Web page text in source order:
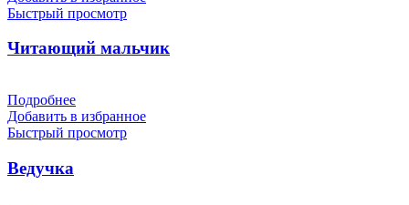
Быстрый просмотр
Читающий мальчик
Подробнее
Добавить в избранное
Быстрый просмотр
Ведучка